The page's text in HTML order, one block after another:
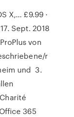
X,… £9.99 ·
Sept. 2018
von
r
und 3.
365